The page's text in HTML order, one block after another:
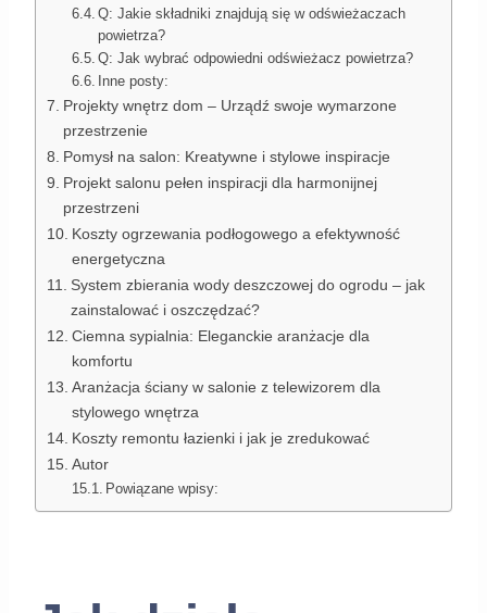
Q: Jakie składniki znajdują się w odświeżaczach
powietrza?
Q: Jak wybrać odpowiedni odświeżacz powietrza?
Inne posty:
Projekty wnętrz dom – Urządź swoje wymarzone
przestrzenie
Pomysł na salon: Kreatywne i stylowe inspiracje
Projekt salonu pełen inspiracji dla harmonijnej
przestrzeni
Koszty ogrzewania podłogowego a efektywność
energetyczna
System zbierania wody deszczowej do ogrodu – jak
zainstalować i oszczędzać?
Ciemna sypialnia: Eleganckie aranżacje dla
komfortu
Aranżacja ściany w salonie z telewizorem dla
stylowego wnętrza
Koszty remontu łazienki i jak je zredukować
Autor
Powiązane wpisy: